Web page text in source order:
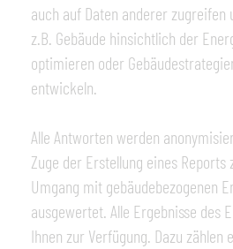
auch auf Daten anderer zugreifen
z.B. Gebäude hinsichtlich der
optimieren oder
entwickeln.
Alle Antworten werden
Zuge der Erstellung eines
Umgang mit gebäudebezogenen
ausgewertet. Alle Ergebnisse des
Ihnen zur Verfügung. Dazu zählen